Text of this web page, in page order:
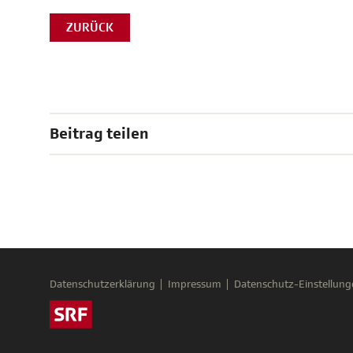
ZURÜCK
Beitrag teilen
Datenschutzerklärung Impressum Datenschutz-